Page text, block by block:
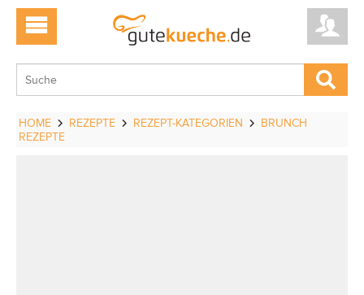
HOME REZEPTE REZEPT-KATEGORIEN
BRUNCH
REZEPTE